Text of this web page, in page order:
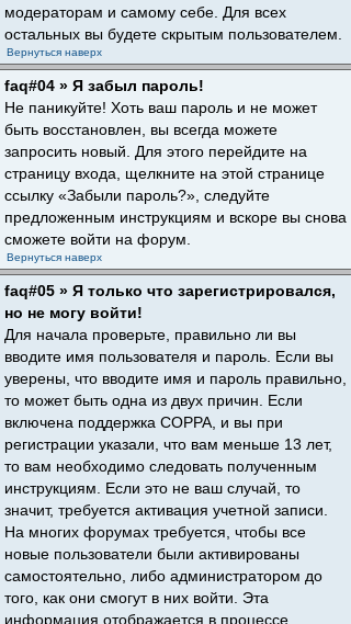
модераторам и самому себе. Для всех
остальных вы будете скрытым пользователем.
Вернуться наверх
faq#04 » Я забыл пароль!
Не паникуйте! Хоть ваш пароль и не может
быть восстановлен, вы всегда можете
запросить новый. Для этого перейдите на
страницу входа, щелкните на этой странице
ссылку «Забыли пароль?», следуйте
предложенным инструкциям и вскоре вы снова
сможете войти на форум.
Вернуться наверх
faq#05 » Я только что зарегистрировался,
но не могу войти!
Для начала проверьте, правильно ли вы
вводите имя пользователя и пароль. Если вы
уверены, что вводите имя и пароль правильно,
то может быть одна из двух причин. Если
включена поддержка COPPA, и вы при
регистрации указали, что вам меньше 13 лет,
то вам необходимо следовать полученным
инструкциям. Если это не ваш случай, то
значит, требуется активация учетной записи.
На многих форумах требуется, чтобы все
новые пользователи были активированы
самостоятельно, либо администратором до
того, как они смогут в них войти. Эта
информация отображается в процессе